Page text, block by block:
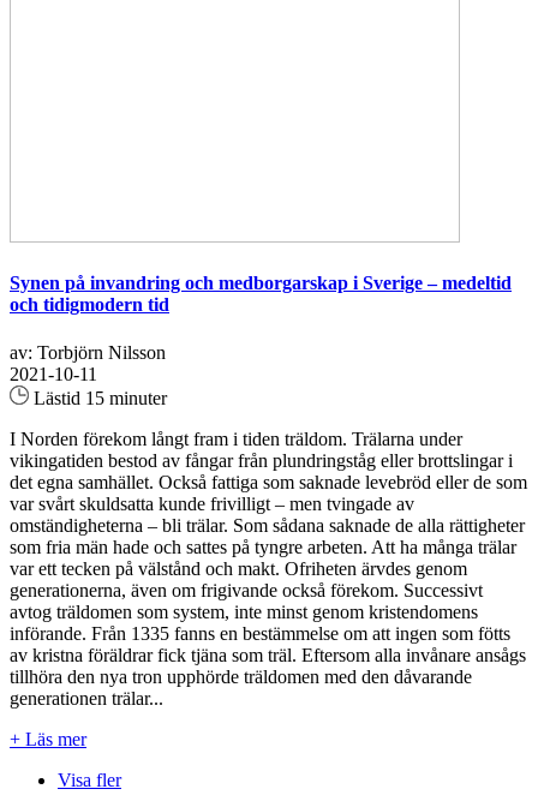
Synen på invandring och medborgarskap i Sverige – medeltid
och tidigmodern tid
av: Torbjörn Nilsson
2021-10-11
Lästid 15 minuter
I Norden förekom långt fram i tiden träldom. Trälarna under
vikingatiden bestod av fångar från plundringståg eller brottslingar i
det egna samhället. Också fattiga som saknade levebröd eller de som
var svårt skuldsatta kunde frivilligt – men tvingade av
omständigheterna – bli trälar. Som sådana saknade de alla rättigheter
som fria män hade och sattes på tyngre arbeten. Att ha många trälar
var ett tecken på välstånd och makt. Ofriheten ärvdes genom
generationerna, även om frigivande också förekom. Successivt
avtog träldomen som system, inte minst genom kristendomens
införande. Från 1335 fanns en bestämmelse om att ingen som fötts
av kristna föräldrar fick tjäna som träl. Eftersom alla invånare ansågs
tillhöra den nya tron upphörde träldomen med den dåvarande
generationen trälar...
+ Läs mer
Visa fler